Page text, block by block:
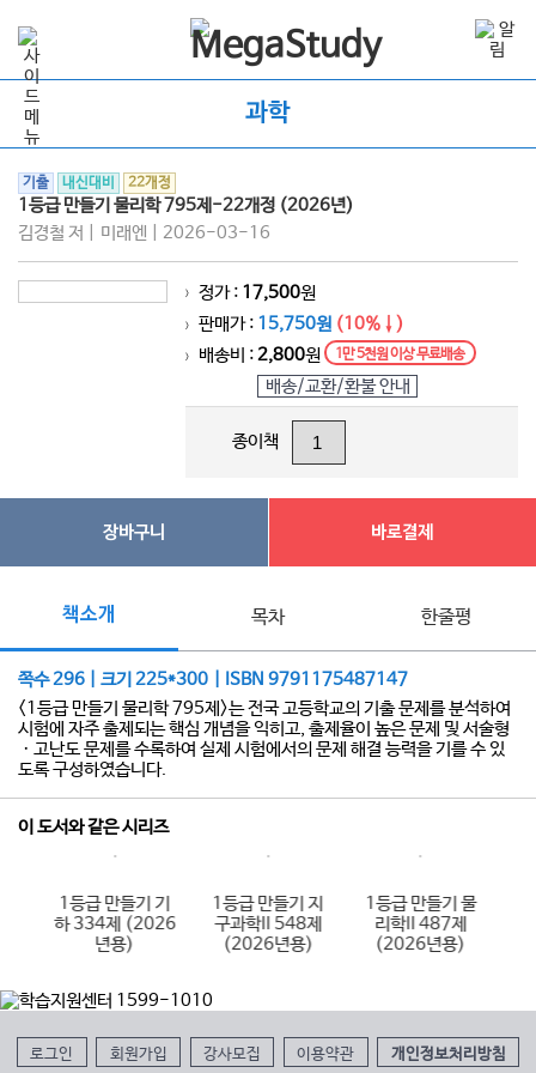
과학
기출 내신대비 22개정
1등급 만들기 물리학 795제-22개정 (2026년)
김경철 저 | 미래엔 | 2026-03-16
> 정가 : 17,500원
> 판매가 : 15,750원 (10%↓)
> 배송비 :2,800원 1만 5천원 이상 무료배송
배송/교환/환불 안내
종이책
장바구니 바로결제
책소개 목차 한줄평
쪽수 296 | 크기 225*300 | ISBN 9791175487147
<1등급 만들기 물리학 795제>는 전국 고등학교의 기출 문제를 분석하여
시험에 자주 출제되는 핵심 개념을 익히고, 출제율이 높은 문제 및 서술형
ㆍ고난도 문제를 수록하여 실제 시험에서의 문제 해결 능력을 기를 수 있
도록 구성하였습니다.
이 도서와 같은 시리즈
1등급 만들기 기
하 334제 (2026
년용)
1등급 만들기 지
구과학II 548제
(2026년용)
1등급 만들기 물
리학II 487제
(2026년용)
로그인 회원가입 강사모집 이용약관 개인정보처리방침